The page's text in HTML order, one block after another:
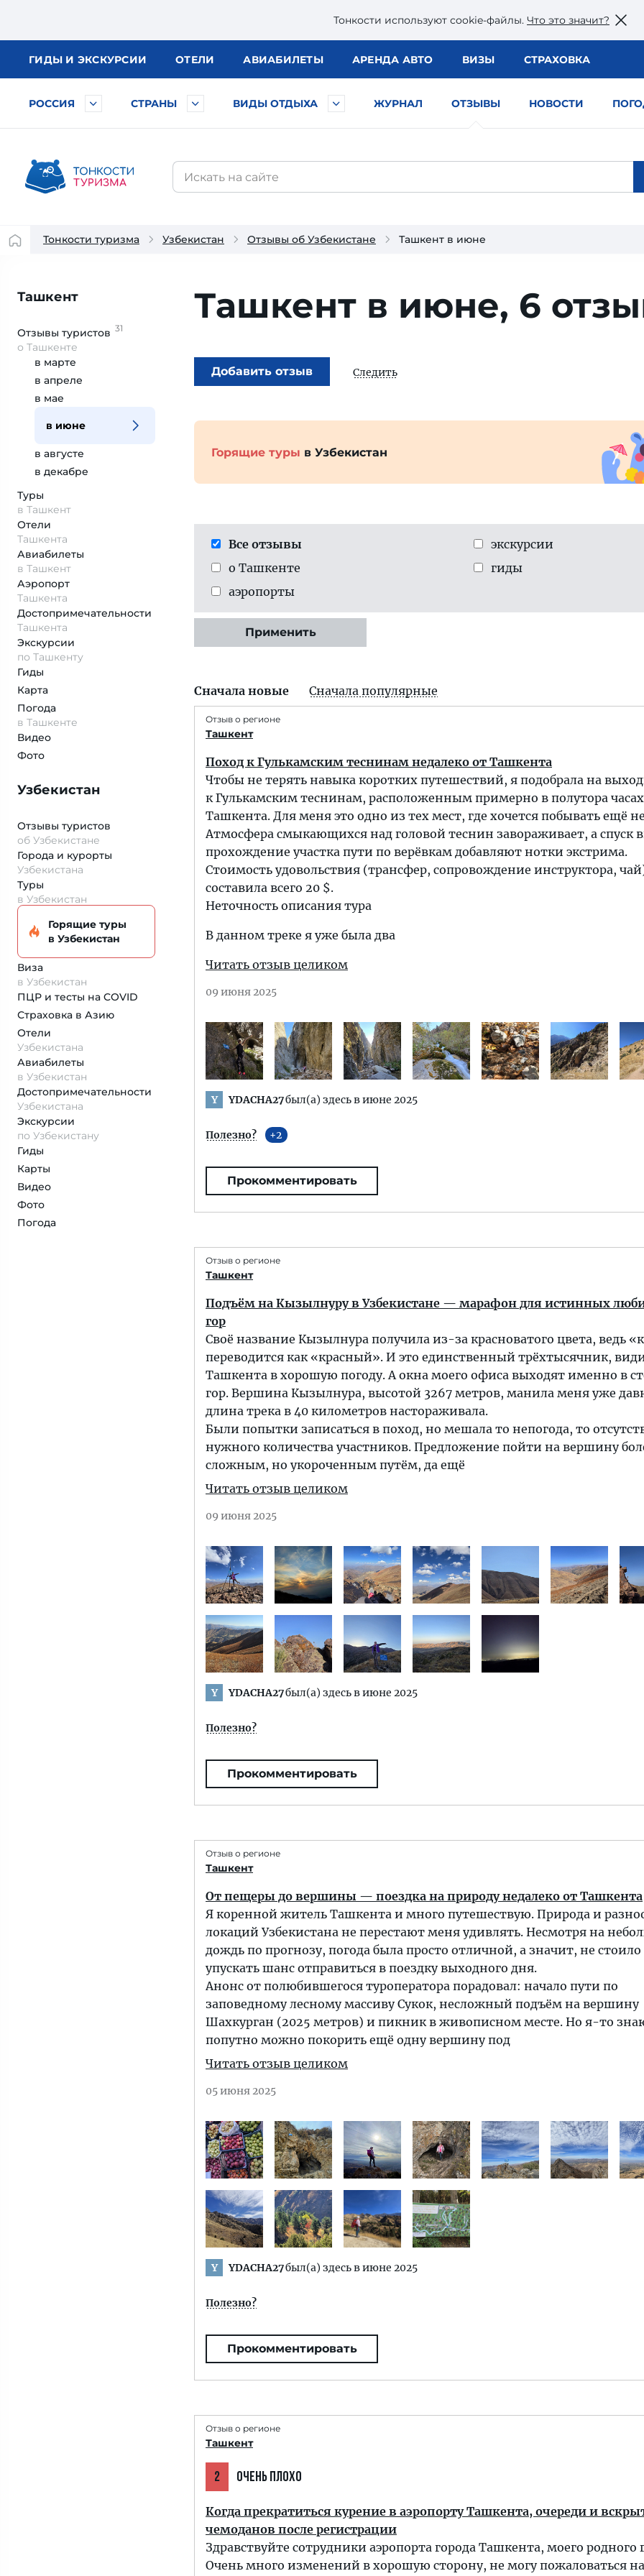
Тонкости используют сookie-файлы. Что это значит?
ГИДЫ И ЭКСКУРСИИ ОТЕЛИ АВИАБИЛЕТЫ АРЕНДА АВТО ВИЗЫ СТРАХОВКА
РОССИЯ СТРАНЫ ВИДЫ ОТДЫХА ЖУРНАЛ ОТЗЫВЫ НОВОСТИ
Тонкости туризма Узбекистан Отзывы об Узбекистане Ташкент в июне
Ташкент
Отзывы туристов 31
о Ташкенте
в марте
в апреле
в мае
в июне
в августе
в декабре
Туры
в Ташкент
Отели
Ташкента
Авиабилеты
в Ташкент
Аэропорт
Ташкента
Достопримеча­тельности
Ташкента
Экскурсии
по Ташкенту
Гиды
Карта
Погода
в Ташкенте
Видео
Фото
Узбекистан
Отзывы туристов
об Узбекистане
Города и курорты
Узбекистана
Туры
в Узбекистан
Горящие туры
в Узбекистан
Виза
в Узбекистан
ПЦР и тесты на COVID
Страховка в Азию
Отели
Узбекистана
Авиабилеты
в Узбекистан
Достопримеча­тельности
Узбекистана
Экскурсии
по Узбекистану
Гиды
Карты
Видео
Фото
Погода
Ташкент в июне, 6
Добавить отзыв Следить
Горящие туры в Узбекистан
Все отзывы
о Ташкенте
аэропорты
экскурсии
гиды
Применить
Сначала новые Сначала популярные
Отзыв о регионе
Ташкент
Поход к Гулькамским теснинам недалеко от Ташкента
Чтобы не терять навыка коротких путешествий, я подобрала на
к Гулькамским теснинам, расположенным примерно в полутора
Ташкента. Для меня это одно из тех мест, где хочется побывать ещё
Атмосфера смыкающихся над головой теснин завораживает, а спуск
прохождение участка пути по верёвкам добавляют нотки экстрима.
Стоимость удовольствия (трансфер, сопровождение инструктора,
составила всего 20 $.
Неточность описания тура
В данном треке я уже была два
Читать отзыв целиком
09 июня 2025
Y YDACHA27был(а) здесь в июне 2025
Полезно? 2
Прокомментировать
Отзыв о регионе
Ташкент
Подъём на Кызылнуру в Узбекистане — марафон для истинных
гор
Своё название Кызылнура получила из-за красноватого цвета, ведь
переводится как «красный». И это единственный трёхтысячник,
Ташкента в хорошую погоду. А окна моего офиса выходят именно в
гор. Вершина Кызылнура, высотой 3267 метров, манила меня уже
длина трека в 40 километров настораживала.
Были попытки записаться в поход, но мешала то непогода, то
нужного количества участников. Предложение пойти на вершину
сложным, но укороченным путём, да ещё
Читать отзыв целиком
09 июня 2025
Y YDACHA27был(а) здесь в июне 2025
Полезно?
Прокомментировать
Отзыв о регионе
Ташкент
От пещеры до вершины — поездка на природу недалеко от Ташкента
Я коренной житель Ташкента и много путешествую. Природа и
локаций Узбекистана не перестают меня удивлять. Несмотря на
дождь по прогнозу, погода была просто отличной, а значит, не стоило
упускать шанс отправиться в поездку выходного дня.
Анонс от полюбившегося туроператора порадовал: начало пути по
заповедному лесному массиву Сукок, несложный подъём на вершину
Шахкурган (2025 метров) и пикник в живописном месте. Но я-то
попутно можно покорить ещё одну вершину под
Читать отзыв целиком
05 июня 2025
Y YDACHA27был(а) здесь в июне 2025
Полезно?
Прокомментировать
Отзыв о регионе
Ташкент
2 ОЧЕНЬ ПЛОХО
Когда прекратиться курение в аэропорту Ташкента, очереди и
чемоданов после регистрации
Здравствуйте сотрудники аэропорта города Ташкента, моего родного
Очень много изменений в хорошую сторону, не могу пожаловаться